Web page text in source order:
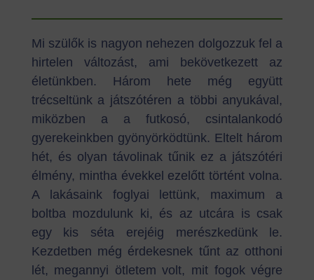
Mi szülők is nagyon nehezen dolgozzuk fel a
hirtelen változást, ami bekövetkezett az
életünkben. Három hete még együtt
trécseltünk a játszótéren a többi anyukával,
miközben a a futkosó, csintalankodó
gyerekeinkben gyönyörködtünk. Eltelt három
hét, és olyan távolinak tűnik ez a játszótéri
élmény, mintha évekkel ezelőtt történt volna.
A lakásaink foglyai lettünk, maximum a
boltba mozdulunk ki, és az utcára is csak
egy kis séta erejéig merészkedünk le.
Kezdetben még érdekesnek tűnt az otthoni
lét, megannyi ötletem volt, mit fogok végre